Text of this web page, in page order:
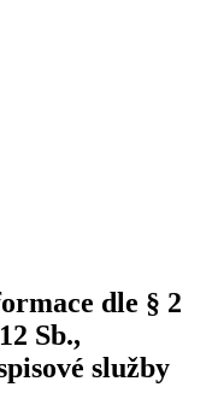
dle § 2
Sb.,
služby